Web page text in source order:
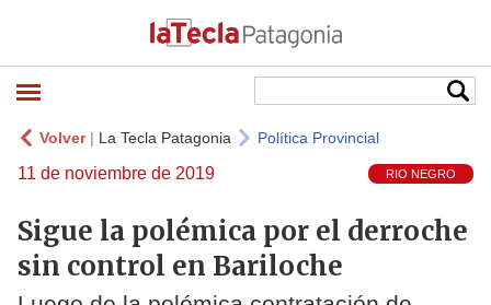
Volver| La Tecla Patagonia Política Provincial
11 de noviembre de 2019 RIO NEGRO
Sigue la polémica por el derroche
sin control en Bariloche